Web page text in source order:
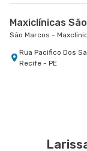
Maxiclínicas
São Marcos -
Rua Pacifico Dos
Recife - PE